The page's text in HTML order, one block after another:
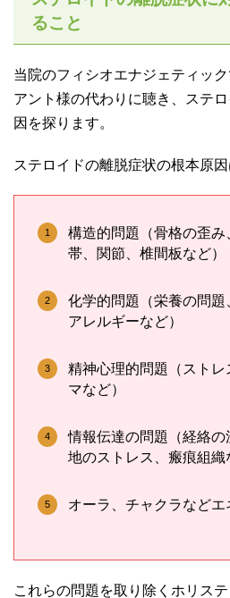
ること
当院のフィシオエナジェティッ
アント様の代わりに聴き、ステ
因を探ります。
ステロイドの離脱症状の根本原因
構造的問題（骨格の歪み
帯、関節、椎間板など）
化学的問題（栄養の問題
アレルギーなど）
精神心理的問題（ストレ
マなど）
情報伝達の問題（経絡の
地のストレス、瘢痕組織
オーラ、チャクラなどエ
これらの問題を取り除くホリス